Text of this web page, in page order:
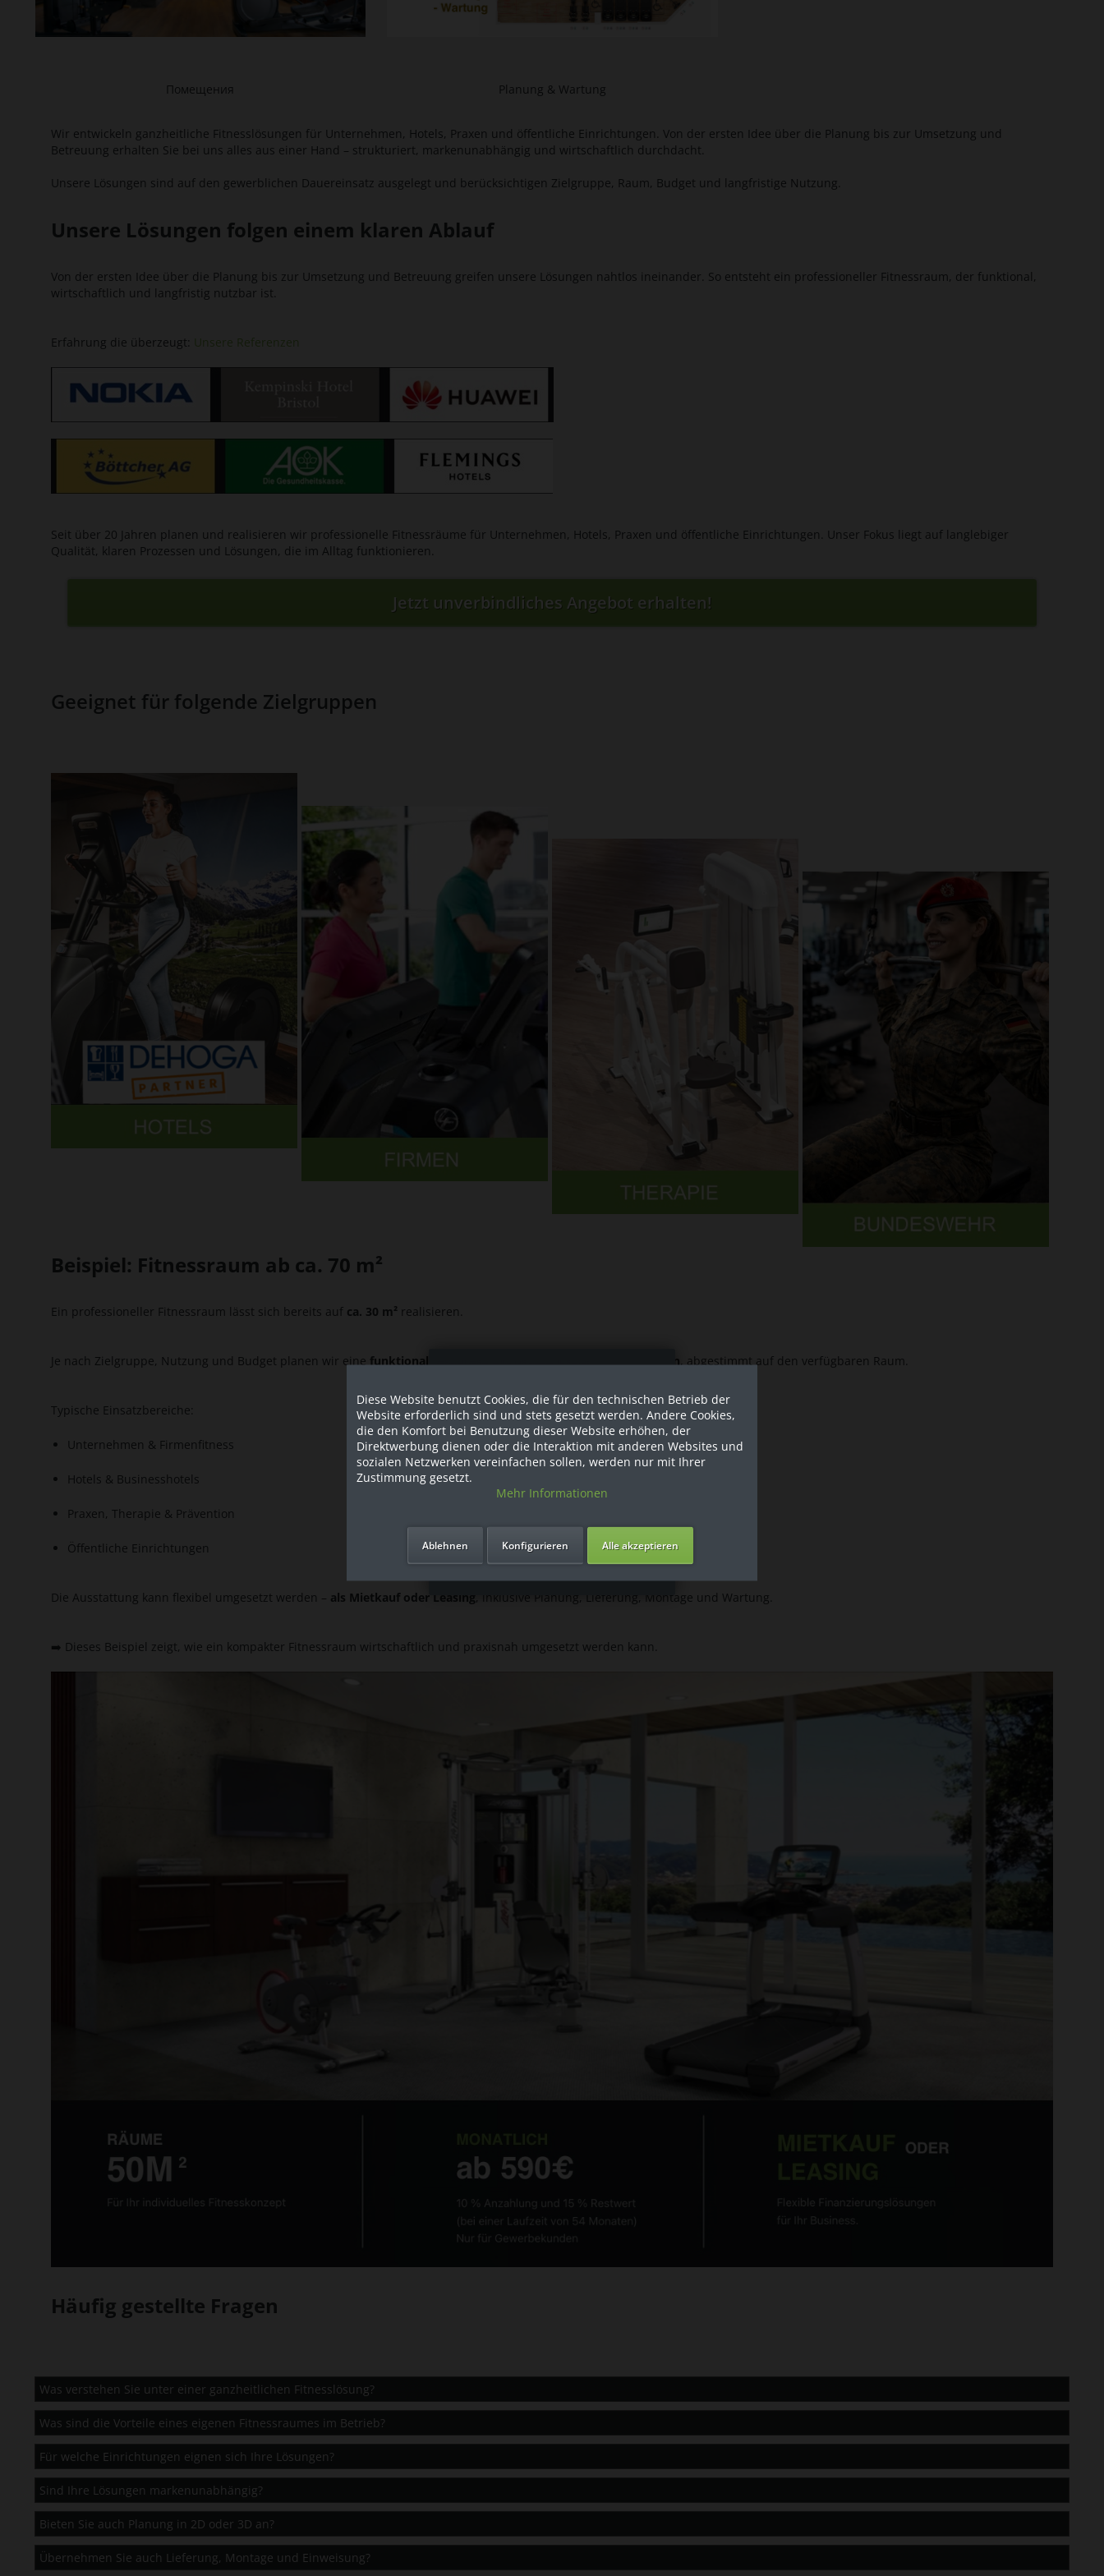
Помещения Planung & Wartung
Wir entwickeln ganzheitliche Fitnesslösungen für Unternehmen, Hotels, Praxen und öffentliche Einrichtungen. Von der ersten Idee über die Planung bis zur Umsetzung und
Betreuung erhalten Sie bei uns alles aus einer Hand – strukturiert, markenunabhängig und wirtschaftlich durchdacht.
Unsere Lösungen sind auf den gewerblichen Dauereinsatz ausgelegt und berücksichtigen Zielgruppe, Raum, Budget und langfristige Nutzung.
Unsere Lösungen folgen einem klaren Ablauf
Von der ersten Idee über die Planung bis zur Umsetzung und Betreuung greifen unsere Lösungen nahtlos ineinander. So entsteht ein professioneller Fitnessraum, der funktional,
wirtschaftlich und langfristig nutzbar ist.
Erfahrung die überzeugt: Unsere Referenzen
Seit über 20 Jahren planen und realisieren wir professionelle Fitnessräume für Unternehmen, Hotels, Praxen und öffentliche Einrichtungen. Unser Fokus liegt auf langlebiger
Qualität, klaren Prozessen und Lösungen, die im Alltag funktionieren.
Jetzt unverbindliches Angebot erhalten!
Geeignet für folgende Zielgruppen
Beispiel: Fitnessraum ab ca. 70 m²
Ein professioneller Fitnessraum lässt sich bereits auf ca. 30 m² realisieren.
Je nach Zielgruppe, Nutzung und Budget planen wir eine funktionale Kombination aus Kraft- und Cardiogeräten, abgestimmt auf den verfügbaren Raum.
Typische Einsatzbereiche:
Unternehmen & Firmenfitness
Hotels & Businesshotels
Praxen, Therapie & Prävention
Öffentliche Einrichtungen
Die Ausstattung kann flexibel umgesetzt werden – als Mietkauf oder Leasing, inklusive Planung, Lieferung, Montage und Wartung.
➡️ Dieses Beispiel zeigt, wie ein kompakter Fitnessraum wirtschaftlich und praxisnah umgesetzt werden kann.
Häufig gestellte Fragen
Was verstehen Sie unter einer ganzheitlichen Fitnesslösung?
Was sind die Vorteile eines eigenen Fitnessraumes im Betrieb?
Für welche Einrichtungen eignen sich Ihre Lösungen?
Sind Ihre Lösungen markenunabhängig?
Bieten Sie auch Planung in 2D oder 3D an?
Übernehmen Sie auch Lieferung, Montage und Einweisung?
Diese Website benutzt Cookies, die für den technischen Betrieb der
Website erforderlich sind und stets gesetzt werden. Andere Cookies,
die den Komfort bei Benutzung dieser Website erhöhen, der
Direktwerbung dienen oder die Interaktion mit anderen Websites und
sozialen Netzwerken vereinfachen sollen, werden nur mit Ihrer
Zustimmung gesetzt.
Mehr Informationen
Ablehnen Alle akzeptieren
Konfigurieren
Sind Sie als Firma hier?
Dies ist ein Händler Shop, Preise
werden in NETTO ausgespielt!
Ja ich bin eine Firma